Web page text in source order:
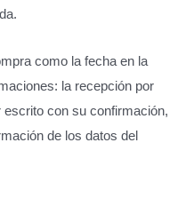
como la fecha en la
la recepción por
escrito con su confirmación,
de los datos del